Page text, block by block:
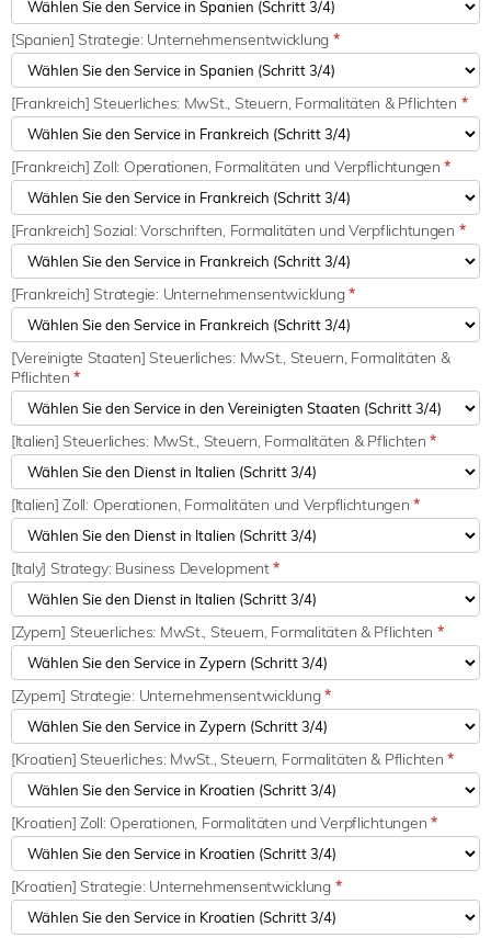
[Spanien] Strategie: Unternehmensentwicklung *
[Frankreich] Steuerliches: MwSt., Steuern, Formalitäten & Pflichten *
[Frankreich] Zoll: Operationen, Formalitäten und Verpflichtungen*
[Frankreich] Sozial: Vorschriften, Formalitäten und Verpflichtungen *
[Frankreich] Strategie: Unternehmensentwicklung*
[Vereinigte Staaten] Steuerliches: MwSt., Steuern, Formalitäten &
Pflichten*
[Italien] Steuerliches: MwSt., Steuern, Formalitäten & Pflichten*
[Italien] Zoll: Operationen, Formalitäten und Verpflichtungen*
[Italy] Strategy: Business Development*
[Zypern] Steuerliches: MwSt., Steuern, Formalitäten & Pflichten *
[Zypern] Strategie: Unternehmensentwicklung*
[Kroatien] Steuerliches: MwSt., Steuern, Formalitäten & Pflichten*
[Kroatien] Zoll: Operationen, Formalitäten und Verpflichtungen *
[Kroatien] Strategie: Unternehmensentwicklung *